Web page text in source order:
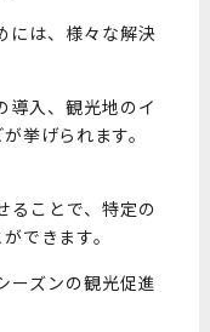
には、様々な解決
導入、観光地のイ
挙げられます。
ることで、特定の
できます。
ーズンの観光促進